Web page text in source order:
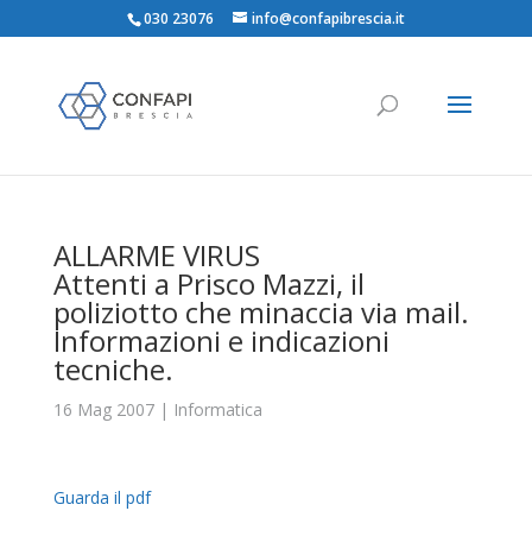
030 23076 info@confapibrescia.it
ALLARME VIRUS
Attenti a Prisco Mazzi, il
poliziotto che minaccia via mail.
Informazioni e indicazioni
tecniche.
16 Mag 2007| Informatica
Guarda il pdf